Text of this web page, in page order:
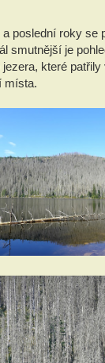
poslední roky se
smutnější je
které
místa.